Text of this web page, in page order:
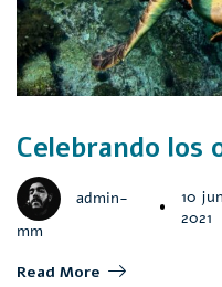
Celebrando los
admin-
mm
10
2021
Read More